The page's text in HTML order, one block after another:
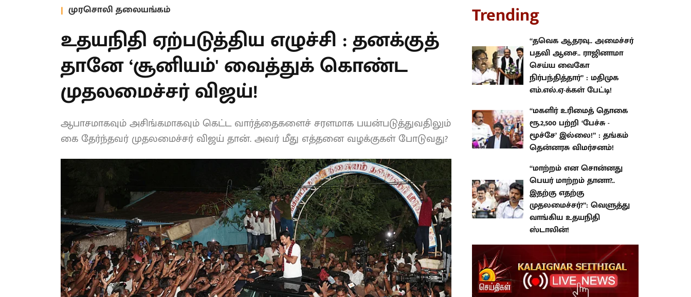
முரசொலி தலையங்கம்
உதயநிதி ஏற்படுத்திய எழுச்சி :
தனக்குத் தானே ‘சூனியம்' வைத்துக்
கொண்ட முதலமைச்சர் விஜய்!
ஆபாசமாகவும் அசிங்கமாகவும் கெட்ட வார்த்தைகளைச் சரளமாக
பயன்படுத்துவதிலும் கை தேர்ந்தவர் முதலமைச்சர் விஜய் தான். அவர் மீது
Trending
“தவெக ஆதரவு.. அமைச்சர் பதவி
ஆசை.. ராஜினாமா செய்ய வைகோ
நிர்பந்தித்தார்” : மதிமுக எம்.எல்.ஏ-
க்கள் பேட்டி!
“மகளிர் உரிமைத் தொகை ரூ.2,500
பற்றி ‘பேச்சு - மூச்சே’ இல்லை!” :
தங்கம் தென்னரசு விமர்சனம்!
“மாற்றம் என சொன்னது பெயர்
மாற்றம் தானா?.. இதற்கு எதற்கு
முதலமைச்சர்?”: வெளுத்து
வாங்கிய உதயநிதி ஸ்டாலின்!
Latest Stories